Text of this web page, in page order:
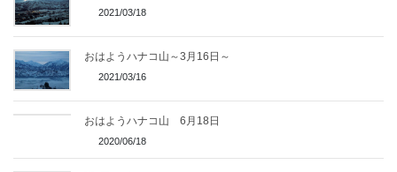
2021/03/18
おはようハナコ山～3月16日～
2021/03/16
おはようハナコ山 6月18日
2020/06/18